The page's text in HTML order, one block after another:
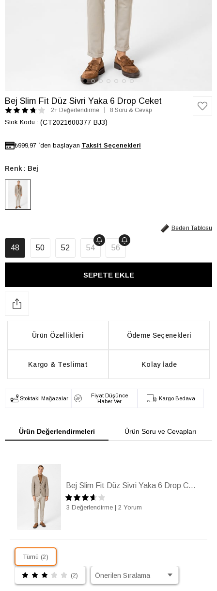
Bej Slim Fit Düz Sivri Yaka 6 Drop Ceket
2+ Değerlendirme 8 Soru & Cevap
Stok Kodu (CT2021600377-BJ3)
₺999,97 `den başlayan
Renk Bej
Beden Tablosu
48 50 52 54 56
Ürün Özellikleri Ödeme Seçenekleri
Kargo & Teslimat Kolay İade
Stoktaki Mağazalar
Fiyat Düşünce
Haber Ver
Kargo Bedava
Ürün Değerlendirmeleri Ürün Soru ve Cevapları
Bej Slim Fit Düz Sivri Yaka 6 Drop Ceket
3 Değerlendirme | 2 Yorum
Tümü (2)
(2)